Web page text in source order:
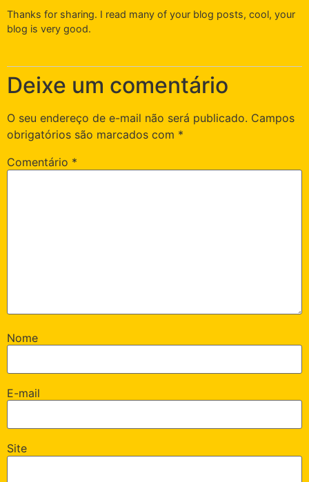
Thanks for sharing. I read many of your blog posts, cool, your
blog is very good.
Deixe um comentário
O seu endereço de e-mail não será publicado. Campos
obrigatórios são marcados com *
Comentário *
Nome
E-mail
Site